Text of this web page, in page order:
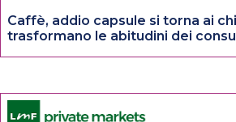
Caffè, addio capsule si torna ai
trasformano le abitudini dei